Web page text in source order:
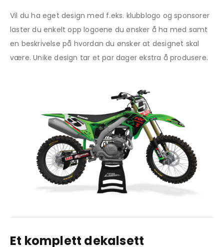
Vil du ha eget design med f.eks. klubblogo og sponsorer
laster du enkelt opp logoene du ønsker å ha med samt
en beskrivelse på hvordan du ønsker at designet skal
være. Unike design tar et par dager ekstra å produsere.
Et komplett dekalsett